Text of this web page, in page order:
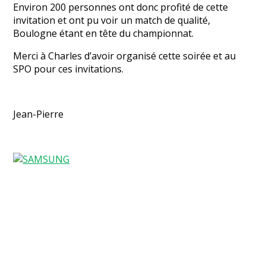
Environ 200 personnes ont donc profité de cette
invitation et ont pu voir un match de qualité,
Boulogne étant en tête du championnat.
Merci à Charles d’avoir organisé cette soirée et au
SPO pour ces invitations.
Jean-Pierre